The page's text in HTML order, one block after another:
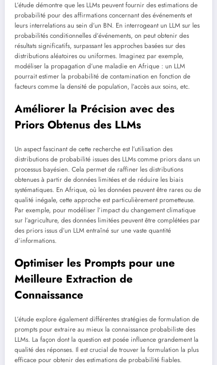
L’étude démontre que les LLMs peuvent fournir des estimations de
probabilité pour des affirmations concernant des événements et
leurs interrelations au sein d’un BN. En interrogeant un LLM sur les
probabilités conditionnelles d’événements, on peut obtenir des
résultats significatifs, surpassant les approches basées sur des
distributions aléatoires ou uniformes. Imaginez par exemple,
modéliser la propagation d’une maladie en Afrique : un LLM
pourrait estimer la probabilité de contamination en fonction de
facteurs comme la densité de population, l’accès aux soins, etc.
Améliorer la Précision avec des
Priors Obtenus des LLMs
Un aspect fascinant de cette recherche est l’utilisation des
distributions de probabilité issues des LLMs comme priors dans un
processus bayésien. Cela permet de raffiner les distributions
obtenues à partir de données limitées et de réduire les biais
systématiques. En Afrique, où les données peuvent être rares ou de
qualité inégale, cette approche est particulièrement prometteuse.
Par exemple, pour modéliser l’impact du changement climatique
sur l’agriculture, des données limitées peuvent être complétées par
des priors issus d’un LLM entraîné sur une vaste quantité
d’informations.
Optimiser les Prompts pour une
Meilleure Extraction de
Connaissance
L’étude explore également différentes stratégies de formulation de
prompts pour extraire au mieux la connaissance probabiliste des
LLMs. La façon dont la question est posée influence grandement la
qualité des réponses. Il est crucial de trouver la formulation la plus
efficace pour obtenir des estimations de probabilité fiables.